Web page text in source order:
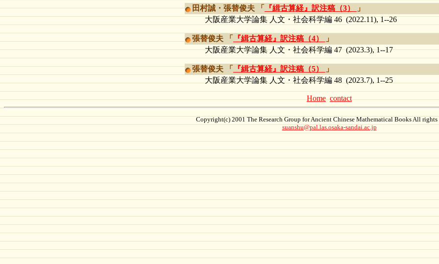
田村誠・張替俊夫 「 『緝古算経』訳注稿（3）
」
大阪産業大学論集 人文・社会科学編 46 (2022.11), 1--26
張替俊夫 「 『緝古算経』訳注稿（4）
」
大阪産業大学論集 人文・社会科学編 47 (2023.3), 1--17
張替俊夫 「 『緝古算経』訳注稿（5）
」
大阪産業大学論集 人文・社会科学編 48 (2023.7), 1--25
Home contact
Copyright(c) 2001 The Research Group for Ancient Chinese Mathematical Books All rights
suanshu@pal.las.osaka-sandai.ac.jp